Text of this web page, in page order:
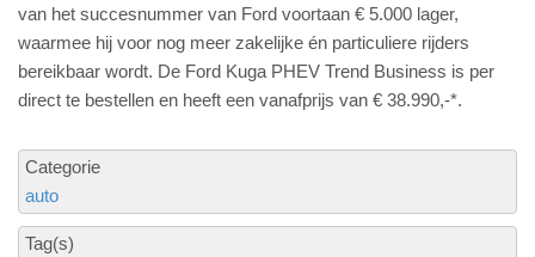
van het succesnummer van Ford voortaan € 5.000 lager,
waarmee hij voor nog meer zakelijke én particuliere rijders
bereikbaar wordt. De Ford Kuga PHEV Trend Business is per
direct te bestellen en heeft een vanafprijs van € 38.990,-*.
Categorie
auto
Tag(s)